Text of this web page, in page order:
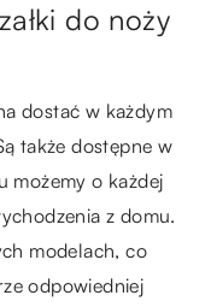
do noży
dostać w każdym
także dostępne w
możemy o każdej
z domu.
modelach, co
odpowiedniej